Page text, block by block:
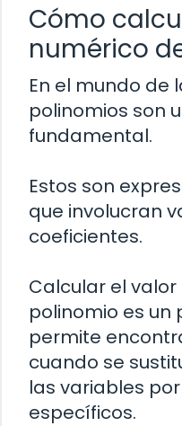
Cómo
numérico
En el mundo de
polinomios son
fundamental.
Estos son
que involucran
coeficientes.
Calcular el
polinomio es un
permite
cuando se
las variables
específicos.